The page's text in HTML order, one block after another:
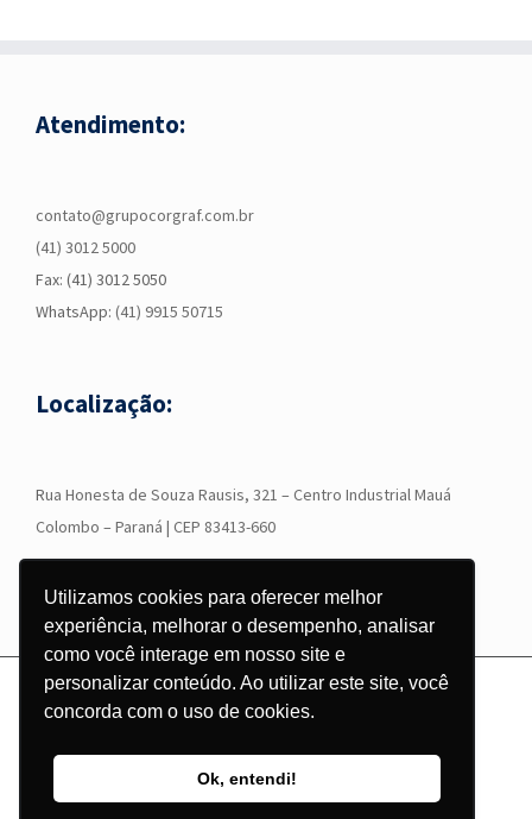
Utilizamos cookies para oferecer melhor
experiência, melhorar o desempenho, analisar
como você interage em nosso site e
personalizar conteúdo. Ao utilizar este site, você
concorda com o uso de cookies.
Ok, entendi!
Atendimento:
contato@grupocorgraf.com.br
(41) 3012 5000
Fax: (41) 3012 5050
WhatsApp: (41) 9915 50715
Localização:
Rua Honesta de Souza Rausis, 321 – Centro Industrial Mauá
Colombo – Paraná | CEP 83413-660
© Copyright
2026 - Grupo Corgraf - Todos os direitos reservados |
InstagramFacebookLinkedIn